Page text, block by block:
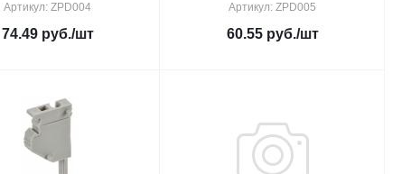
Артикул: ZPD004
74.49руб./шт
Артикул: ZPD005
60.55руб./шт